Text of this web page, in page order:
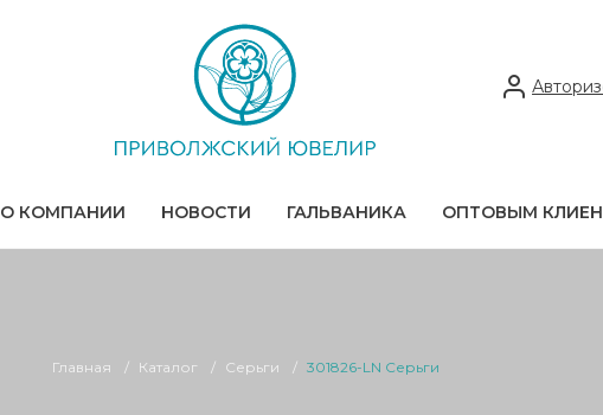
О КОМПАНИИ НОВОСТИ ГАЛЬВАНИКА ОПТОВЫМ
Главная Каталог Серьги 301826-LN Серьги